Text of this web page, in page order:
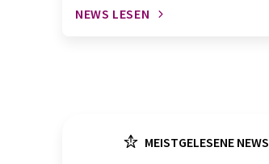
NEWS LESEN
MEISTGELESENE NEWS